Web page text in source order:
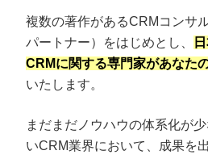
複数の著作があるCRMコンサ
パートナー）をはじめとし、
CRMに関する専門家があなた
いたします。
まだまだノウハウの体系化が
いCRM業界において、成果を